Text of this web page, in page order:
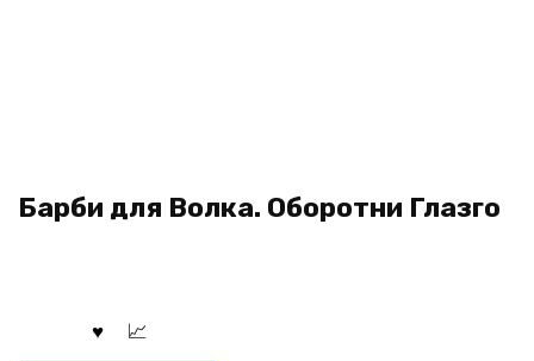
Барби для Волка. Оборотни Глазго